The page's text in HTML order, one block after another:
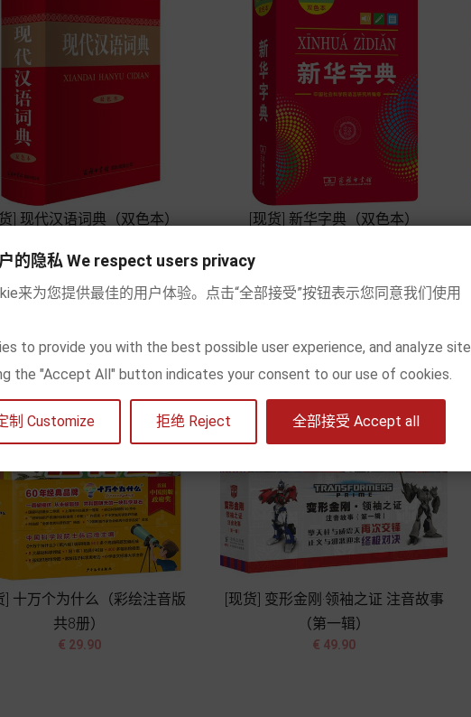
] 现代汉语词典（双色本）
价
格
€ 22.90
 
加入购物车
[现货] 新华字典（双色本）
格
加入购物车
] 十万个为什么（彩绘注音版
共8册）
价
€ 29.90
 
[现货] 变形金刚·领袖之证 注音故事
（第一辑）
价
€ 49.90
 
的隐私 We respect users privacy
来为您提供最佳的用户体验。点击“全部接受”按钮表示您同意我们使用
to provide you with the best possible user experience, and analyze site
the "Accept All" button indicates your consent to our use of cookies.
制 Customize 拒绝 Reject 全部接受 Accept all